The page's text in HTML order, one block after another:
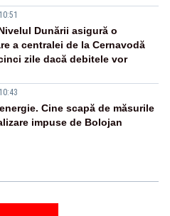
Dunării asigură o
a centralei de la Cernavodă
zile dacă debitele vor
Cine scapă de măsurile
impuse de Bolojan